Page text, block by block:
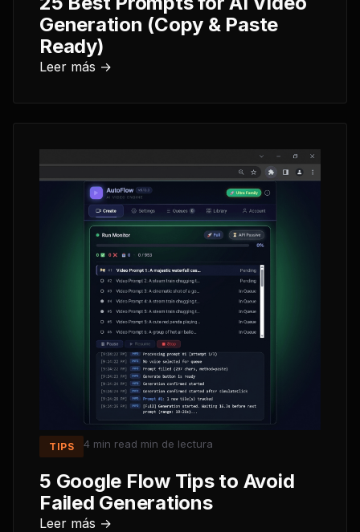
Generation (Copy & Paste
Ready)
Leer más →
TIPS 4 min read min de lectura
5 Google Flow Tips to Avoid
Failed Generations
Leer más →